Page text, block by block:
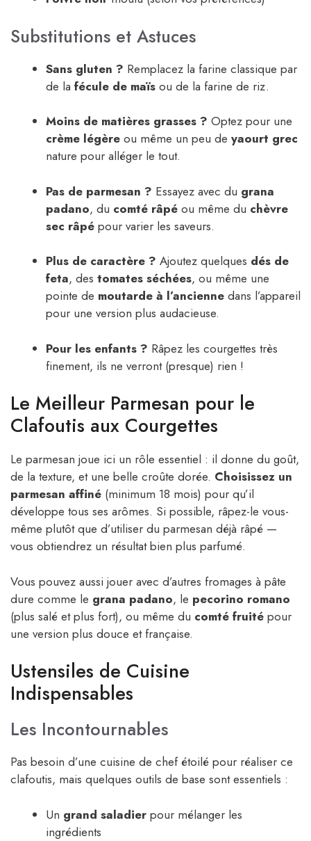
Substitutions et Astuces
Sans gluten ? Remplacez la farine classique par
de la fécule de maïs ou de la farine de riz.
Moins de matières grasses ? Optez pour une
crème légère ou même un peu de yaourt grec
nature pour alléger le tout.
Pas de parmesan ? Essayez avec du grana
padano, du comté râpé ou même du chèvre
sec râpé pour varier les saveurs.
Plus de caractère ? Ajoutez quelques dés de
feta, des tomates séchées, ou même une
pointe de moutarde à l’ancienne dans l’appareil
pour une version plus audacieuse.
Pour les enfants ? Râpez les courgettes très
finement, ils ne verront (presque) rien !
Le Meilleur Parmesan pour le
Clafoutis aux Courgettes
Le parmesan joue ici un rôle essentiel : il donne du goût,
de la texture, et une belle croûte dorée. Choisissez un
parmesan affiné (minimum 18 mois) pour qu’il
développe tous ses arômes. Si possible, râpez-le vous-
même plutôt que d’utiliser du parmesan déjà râpé —
vous obtiendrez un résultat bien plus parfumé.
Vous pouvez aussi jouer avec d’autres fromages à pâte
dure comme le grana padano, le pecorino romano
(plus salé et plus fort), ou même du comté fruité pour
une version plus douce et française.
Ustensiles de Cuisine
Indispensables
Les Incontournables
Pas besoin d’une cuisine de chef étoilé pour réaliser ce
clafoutis, mais quelques outils de base sont essentiels :
Un grand saladier pour mélanger les
ingrédients